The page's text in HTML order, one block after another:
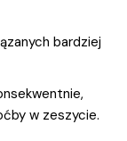
bardziej
w zeszycie.